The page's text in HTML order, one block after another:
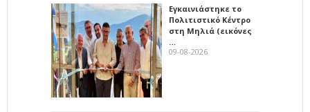
Εγκαινιάστηκε το
Πολιτιστικό Κέντρο
στη Μηλιά (εικόνες
…
09-08-2026